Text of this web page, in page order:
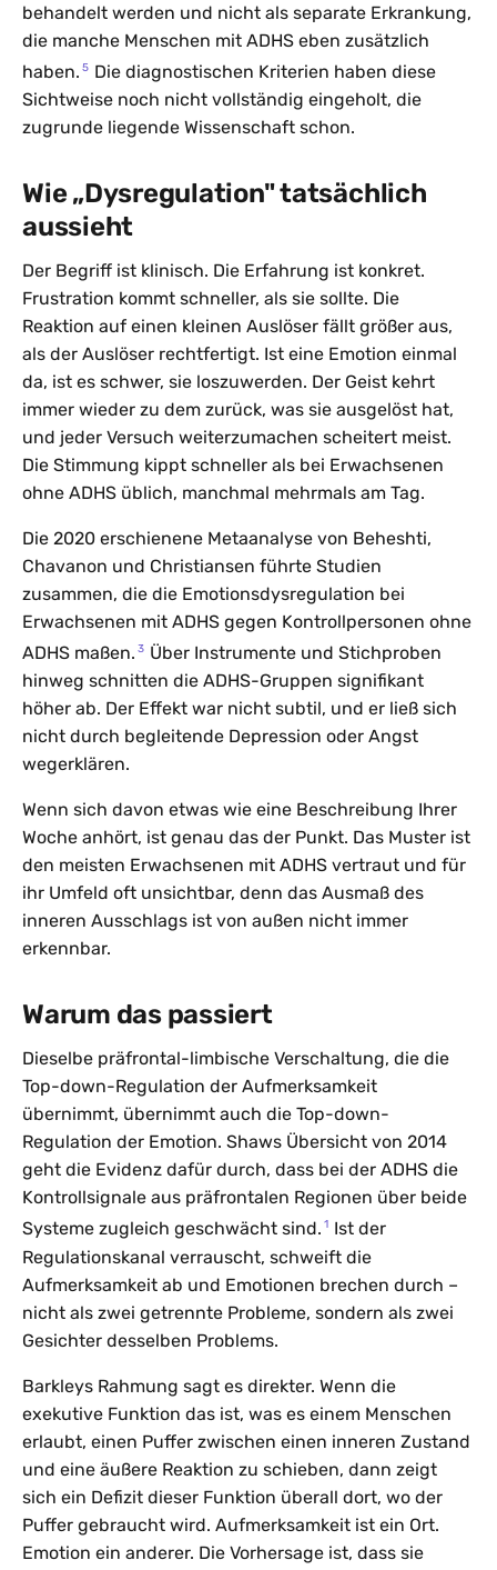
behandelt werden und nicht als separate Erkrankung,
die manche Menschen mit ADHS eben zusätzlich
haben. 5 Die diagnostischen Kriterien haben diese
Sichtweise noch nicht vollständig eingeholt, die
zugrunde liegende Wissenschaft schon.
Wie „Dysregulation" tatsächlich
aussieht
Der Begriff ist klinisch. Die Erfahrung ist konkret.
Frustration kommt schneller, als sie sollte. Die
Reaktion auf einen kleinen Auslöser fällt größer aus,
als der Auslöser rechtfertigt. Ist eine Emotion einmal
da, ist es schwer, sie loszuwerden. Der Geist kehrt
immer wieder zu dem zurück, was sie ausgelöst hat,
und jeder Versuch weiterzumachen scheitert meist.
Die Stimmung kippt schneller als bei Erwachsenen
ohne ADHS üblich, manchmal mehrmals am Tag.
Die 2020 erschienene Metaanalyse von Beheshti,
Chavanon und Christiansen führte Studien
zusammen, die die Emotionsdysregulation bei
Erwachsenen mit ADHS gegen Kontrollpersonen ohne
ADHS maßen. 3 Über Instrumente und Stichproben
hinweg schnitten die ADHS-Gruppen signifikant
höher ab. Der Effekt war nicht subtil, und er ließ sich
nicht durch begleitende Depression oder Angst
wegerklären.
Wenn sich davon etwas wie eine Beschreibung Ihrer
Woche anhört, ist genau das der Punkt. Das Muster ist
den meisten Erwachsenen mit ADHS vertraut und für
ihr Umfeld oft unsichtbar, denn das Ausmaß des
inneren Ausschlags ist von außen nicht immer
erkennbar.
Warum das passiert
Dieselbe präfrontal-limbische Verschaltung, die die
Top-down-Regulation der Aufmerksamkeit
übernimmt, übernimmt auch die Top-down-
Regulation der Emotion. Shaws Übersicht von 2014
geht die Evidenz dafür durch, dass bei der ADHS die
Kontrollsignale aus präfrontalen Regionen über beide
Systeme zugleich geschwächt sind. 1 Ist der
Regulationskanal verrauscht, schweift die
Aufmerksamkeit ab und Emotionen brechen durch –
nicht als zwei getrennte Probleme, sondern als zwei
Gesichter desselben Problems.
Barkleys Rahmung sagt es direkter. Wenn die
exekutive Funktion das ist, was es einem Menschen
erlaubt, einen Puffer zwischen einen inneren Zustand
und eine äußere Reaktion zu schieben, dann zeigt
sich ein Defizit dieser Funktion überall dort, wo der
Puffer gebraucht wird. Aufmerksamkeit ist ein Ort.
Emotion ein anderer. Die Vorhersage ist, dass sie